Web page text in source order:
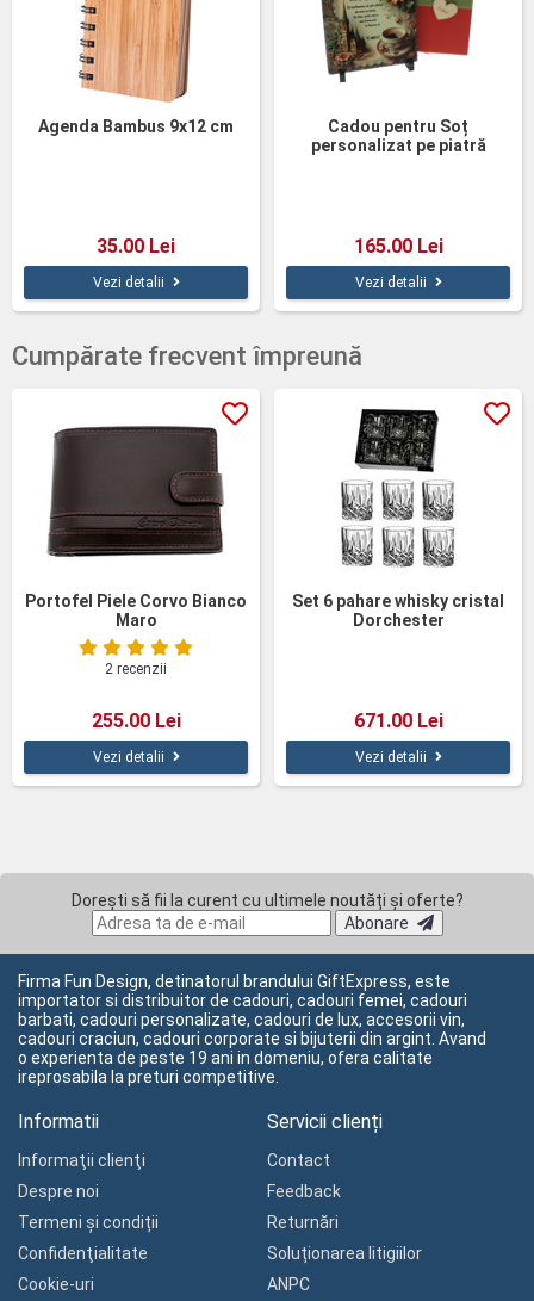
Agenda Bambus 9x12 cm
35.00 Lei
Vezi detalii
Cadou pentru Soț
personalizat pe piatră
165.00 Lei
Vezi detalii
Cumpărate frecvent împreună
Portofel Piele Corvo Bianco
Maro
2 recenzii
255.00 Lei
Vezi detalii
Set 6 pahare whisky cristal
Dorchester
671.00 Lei
Vezi detalii
Dorești să fii la curent cu ultimele noutăți și oferte?
Abonare
Firma Fun Design, detinatorul brandului GiftExpress, este
importator si distribuitor de cadouri, cadouri femei, cadouri
barbati, cadouri personalizate, cadouri de lux, accesorii vin,
cadouri craciun, cadouri corporate si bijuterii din argint. Avand
o experienta de peste 19 ani in domeniu, ofera calitate
ireprosabila la preturi competitive.
Informatii
Informaţii clienţi
Despre noi
Termeni și condiții
Confidenţialitate
Cookie-uri
Servicii clienți
Contact
Feedback
Returnări
Soluționarea litigiilor
ANPC